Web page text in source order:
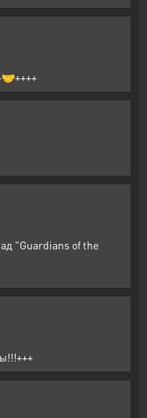
"Guardians of the